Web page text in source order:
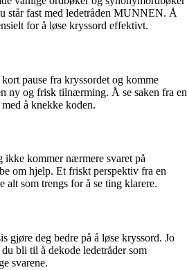
står fast med ledetråden MUNNEN. Å
for å løse kryssord effektivt.
pause fra kryssordet og komme
ny og frisk tilnærming. Å se saken fra en
å knekke koden.
kommer nærmere svaret på
om hjelp. Et friskt perspektiv fra en
som trengs for å se ting klarere.
gjøre deg bedre på å løse kryssord. Jo
bli til å dekode ledetråder som
svarene.